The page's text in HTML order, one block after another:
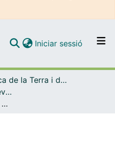
per tot el DD
Iniciar sessió (current)
Dinàmica de la Terra i de l'Oceà
Articles publicats en revistes (Dinàmica de la Terra i l'Oceà)
The non-marine Lower Cretaceous of El Montsec thrust-sheet (South-Central Pyrenees)